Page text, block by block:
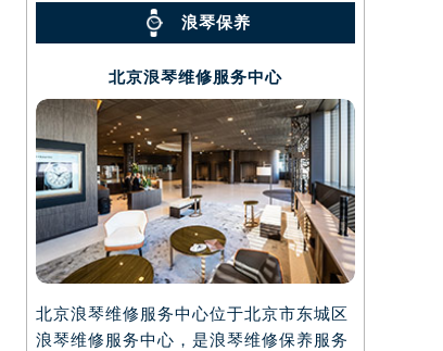
浪琴保养
北京浪琴维修服务中心
北京浪琴维修服务中心位于北京市东城区
浪琴维修服务中心，是浪琴维修保养服务